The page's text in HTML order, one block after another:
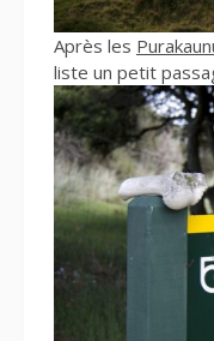
Après les
liste un petit